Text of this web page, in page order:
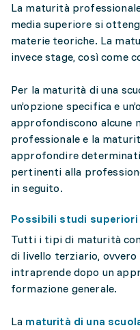
La maturità
media superiore si
materie teoriche. La
invece stage, così come
Per la maturità di una
un’opzione specifica e
approfondiscono alcune
professionale e la
approfondire
pertinenti alla
in seguito.
Possibili studi superiori
Tutti i tipi di maturità
di livello terziario,
intraprende dopo un
formazione generale.
La maturità di una